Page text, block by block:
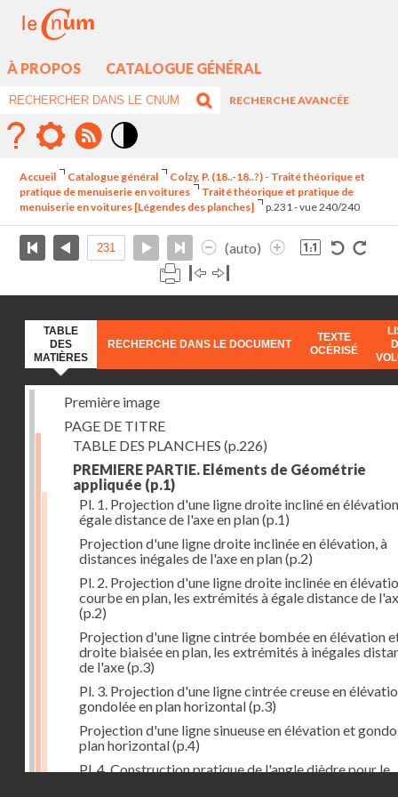
À PROPOS CATALOGUE GÉNÉRAL
RECHERCHE AVANCÉE
élévé
Accueil Catalogue général
Colzy, P. (18..-18..?) - Traité théorique et
pratique de menuiserie en voitures
Traité théorique et pratique de
menuiserie en voitures [Légendes des planches]
p.231 - vue 240/240
(auto)
TABLE
DES
MATIÈRES
RECHERCHE DANS LE DOCUMENT
TEXTE
OCÉRISÉ
Première image
PAGE DE TITRE
TABLE DES PLANCHES (p.226)
PREMIERE PARTIE. Eléments de Géométrie
appliquée (p.1)
Pl. 1. Projection d'une ligne droite incliné en
égale distance de l'axe en plan(p.1)
Projection d'une ligne droite inclinée en élévation, à
distances inégales de l'axe en plan(p.2)
Pl. 2. Projection d'une ligne droite inclinée en
courbe en plan, les extrémités à égale distance de
(p.2)
Projection d'une ligne cintrée bombée en élévation
droite biaisée en plan, les extrémités à inégales
de l'axe(p.3)
Pl. 3. Projection d'une ligne cintrée creuse en
gondolée en plan horizontal(p.3)
Projection d'une ligne sinueuse en élévation et
plan horizontal(p.4)
Pl. 4. Construction pratique de l'angle dièdre pour le